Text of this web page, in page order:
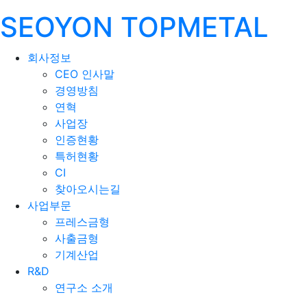
SEOYON TOPMETAL
회사정보
CEO 인사말
경영방침
연혁
사업장
인증현황
특허현황
CI
찾아오시는길
사업부문
프레스금형
사출금형
기계산업
R&D
연구소 소개